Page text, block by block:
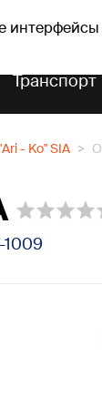
Гороскопы
Транспорт
- Ko" SIA
1009